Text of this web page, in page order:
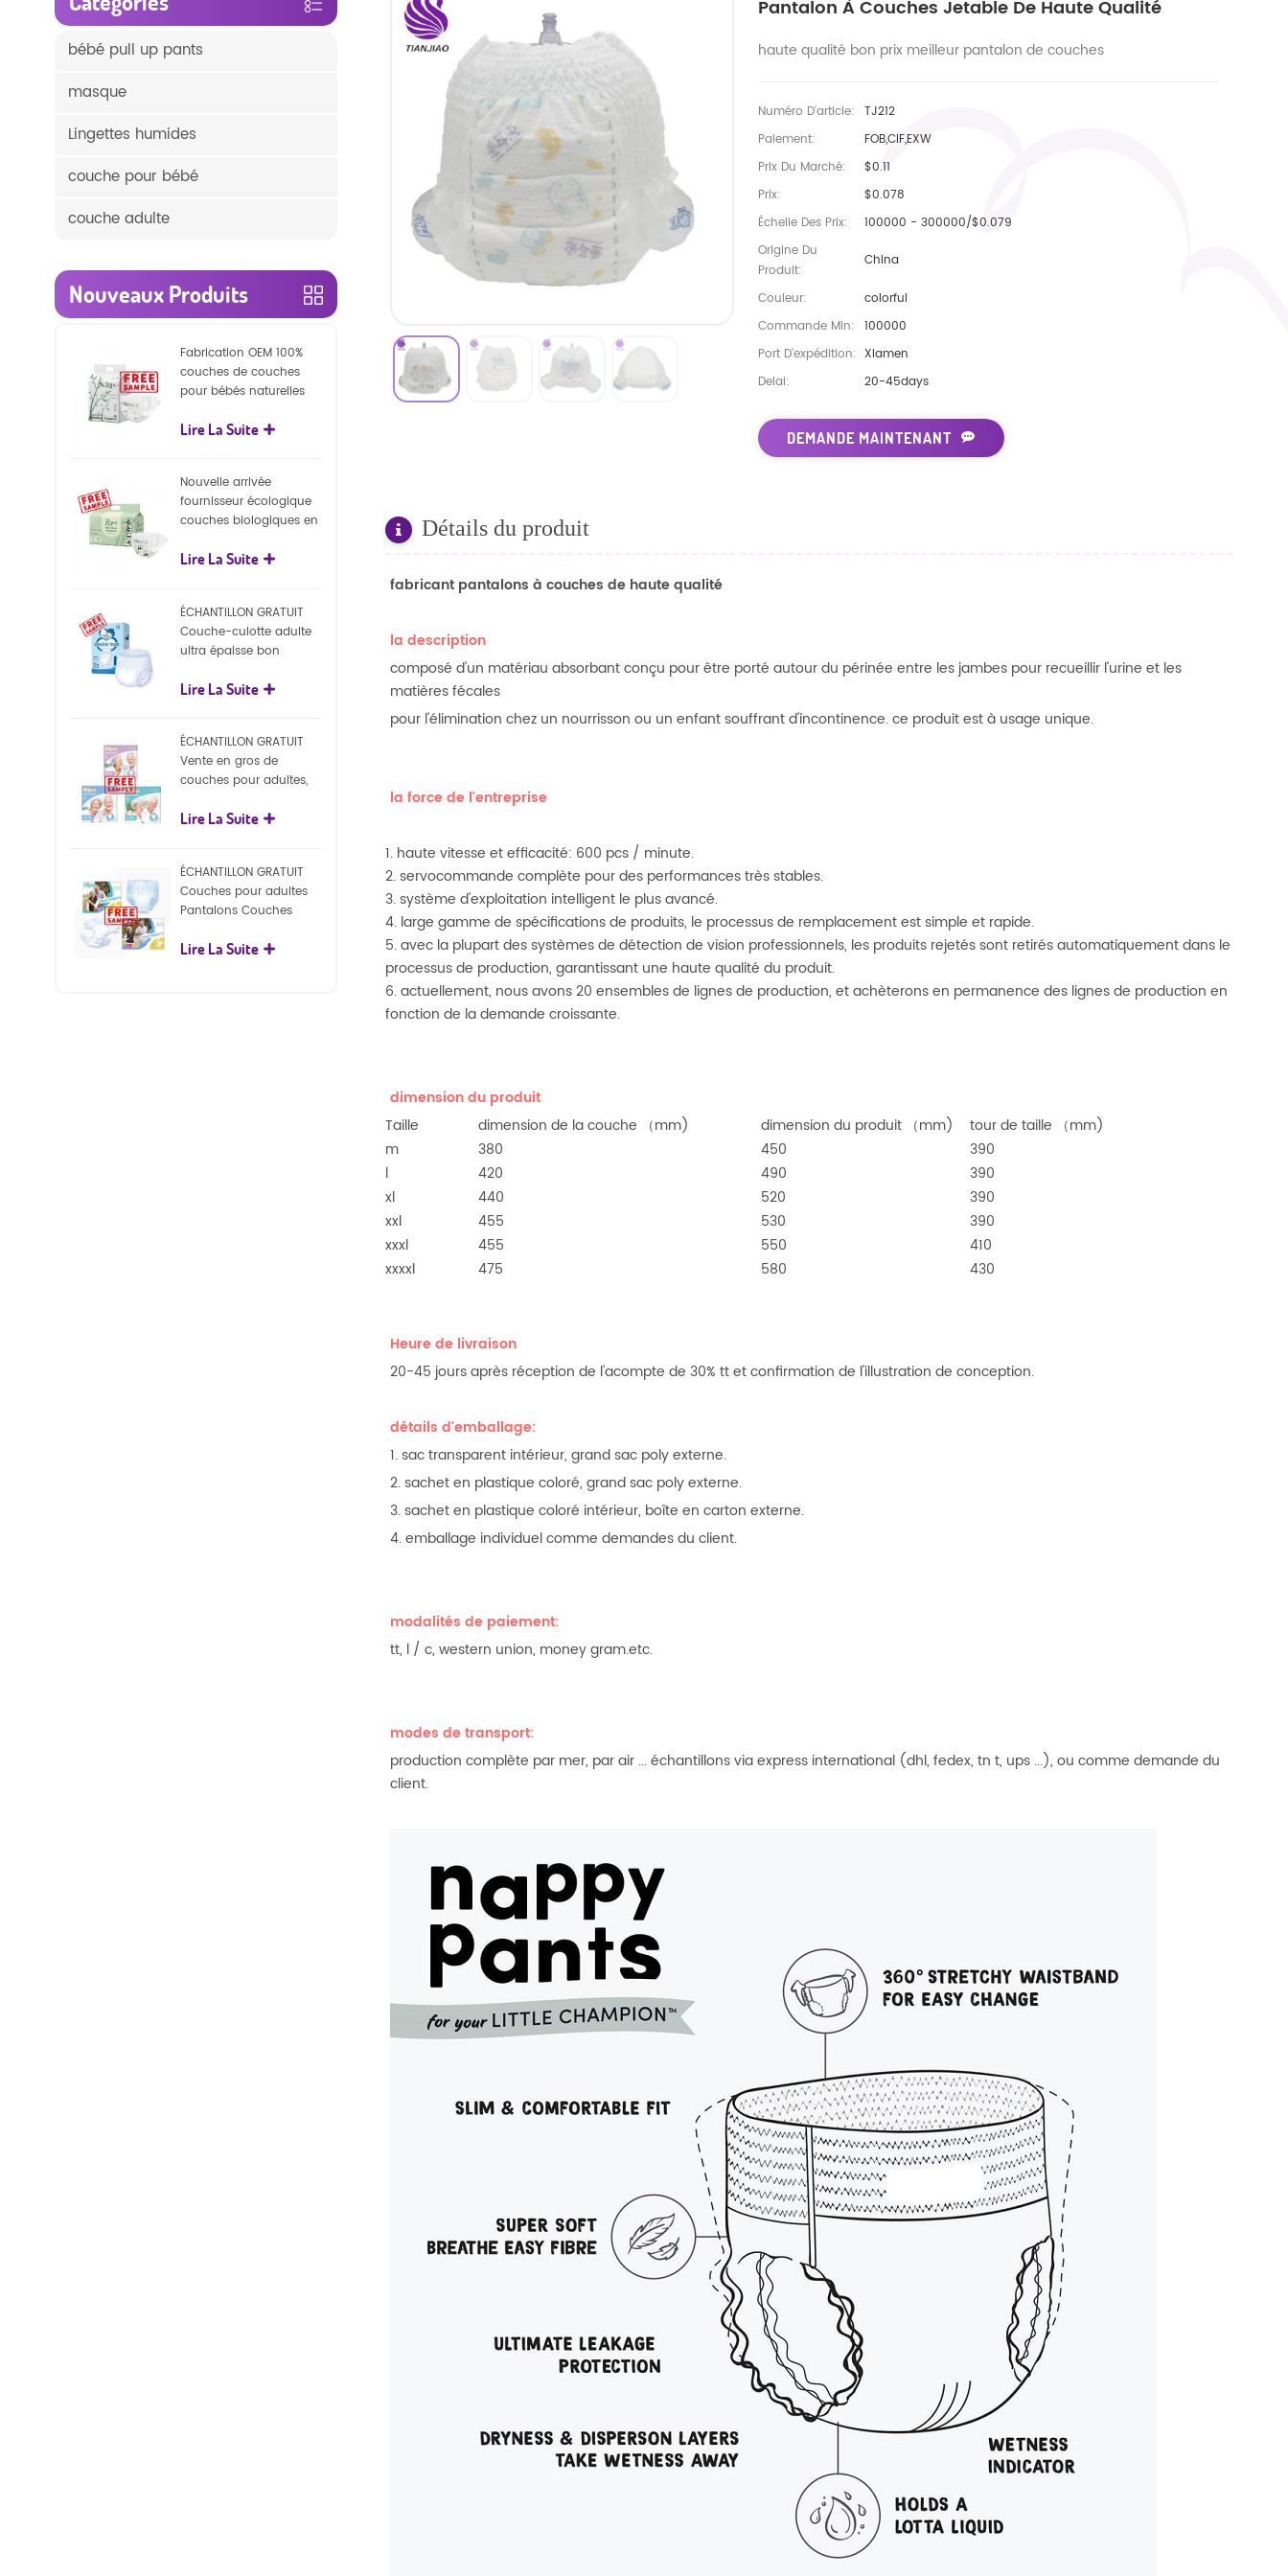
Pantalon À Couches Jetable De Haute Qualité
haute qualité bon prix meilleur pantalon de couches
Numéro D'article: TJ212
Paiement:
FOB,CIF,EXW
Prix Du Marché:
$0.11
Prix:
$0.078
Échelle Des Prix:
100000 - 300000/$0.079
Origine Du
Produit:
China
Couleur:
colorful
Commande Min: 100000
Port D'expédition: Xiamen
Delai:
20-45days
DEMANDE MAINTENANT
Détails du produit
fabricant pantalons à couches de haute qualité
la description
composé d'un matériau absorbant conçu pour être porté autour du périnée entre les jambes pour recueillir l'urine et les
matières fécales
pour l'élimination chez un nourrisson ou un enfant souffrant d'incontinence. ce produit est à usage unique.
la force de l'entreprise
1. haute vitesse et efficacité: 600 pcs / minute.
2. servocommande complète pour des performances très stables.
3. système d'exploitation intelligent le plus avancé.
4. large gamme de spécifications de produits, le processus de remplacement est simple et rapide.
5. avec la plupart des systèmes de détection de vision professionnels, les produits rejetés sont retirés automatiquement dans le
processus de production, garantissant une haute qualité du produit.
6. actuellement, nous avons 20 ensembles de lignes de production, et achèterons en permanence des lignes de production en
fonction de la demande croissante.
dimension du produit
Taille
dimension de la couche （mm) dimension du produit （mm)
tour de taille （mm)
m
380 450
390
l
420 490
390
xl
440 520
390
xxl
455 530
390
xxxl
455 550
410
xxxxl
475 580 430
Heure de livraison
20-45 jours après réception de l'acompte de 30% tt et confirmation de l'illustration de conception.
détails d'emballage:
1. sac transparent intérieur, grand sac poly externe.
2. sachet en plastique coloré, grand sac poly externe.
3. sachet en plastique coloré intérieur, boîte en carton externe.
4. emballage individuel comme demandes du client.
modalités de paiement:
tt, l / c, western union, money gram.etc.
modes de transport:
production complète par mer, par air ... échantillons via express international (dhl, fedex, tn t, ups ...), ou comme demande du
client.
bébé pull up pants
masque
Lingettes humides
couche pour bébé
couche adulte
Nouveaux Produits
Fabrication OEM 100%
couches de couches
pour bébés naturelles
écologiques
Lire La Suite
Nouvelle arrivée
fournisseur écologique
couches biologiques en
biodégradables pour
Lire La Suite
ÉCHANTILLON GRATUIT
Couche-culotte adulte
ultra épaisse bon
jetable pour adulte
Lire La Suite
ÉCHANTILLON GRATUIT
Vente en gros de
couches pour adultes,
adultes
Lire La Suite
ÉCHANTILLON GRATUIT
Couches pour adultes
Pantalons Couches
pour adultes
Lire La Suite